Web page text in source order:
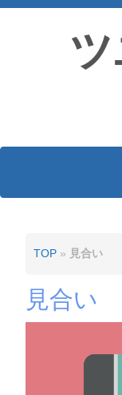
TOP » 見合い
見合い